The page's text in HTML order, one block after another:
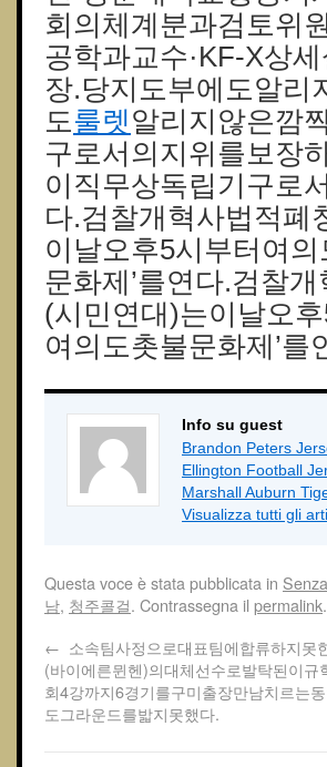
회의체계분과검토위
공학과교수·KF-X상
장.당지도부에도알리
도 룰렛알리지않은깜
구로서의지위를보장
이직무상독립기구로
다.검찰개혁사법적폐
이날오후5시부터여
문화제’를연다.검찰
(시민연대)는이날오
여의도촛불문화제’를
Info su guest
Brandon Peters
Ellington Football
Marshall Auburn
Visualizza tutti gli
Questa voce è stata pubblicata in
남, 청주콜걸. Contrassegna il permalink.
← 소속팀사정으로대표팀에합류하지못
(바이에른뮌헨)의대체선수로발탁된이규
회4강까지6경기를구미출장만남치르는
도그라운드를밟지못했다.